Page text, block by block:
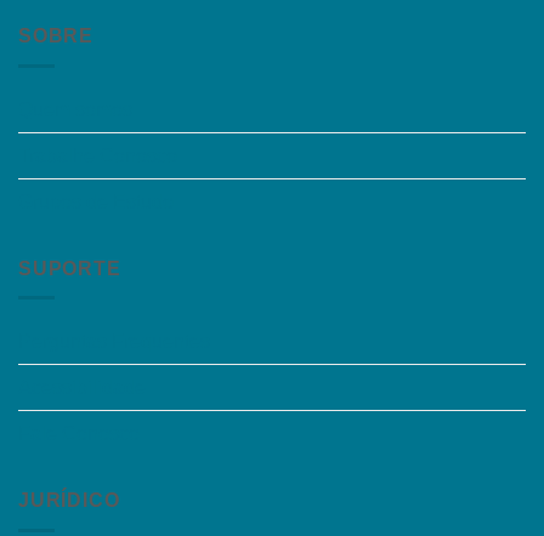
SOBRE
SUPORTE
JURÍDICO